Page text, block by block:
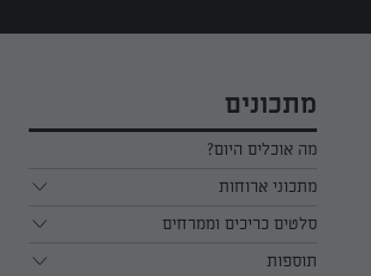
מתכונים
מה אוכלים היום?
מתכוני ארוחות
ארוחת בוקר
ארוחת צהריים
סלטים כריכים וממרחים
כל הסלטים כריכים וממרחים
תוספות